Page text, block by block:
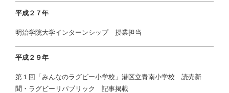
平成２７年
明治学院大学インターンシップ 授業担当
平成２９年
第１回「みんなのラグビー小学校」港区立青南小学校 読売新
聞・ラグビーリパブリック 記事掲載